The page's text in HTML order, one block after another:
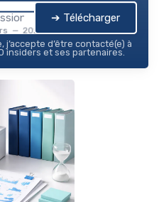
— 2026
➔ Télécharger
d’être contacté(e) à
insiders et ses partenaires.